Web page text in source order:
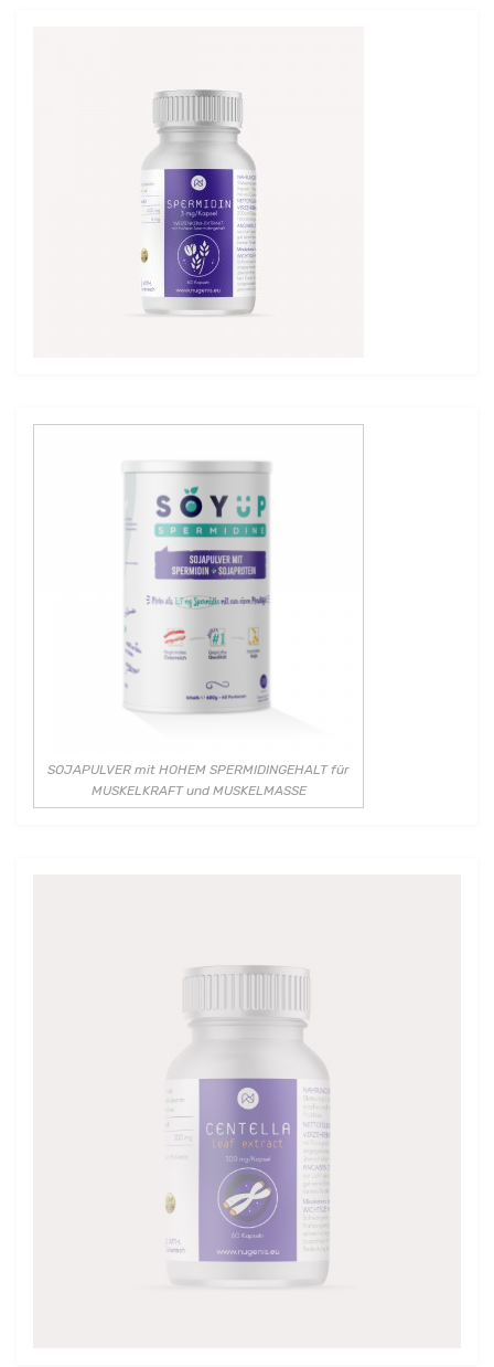
SOJAPULVER mit HOHEM SPERMIDINGEHALT für
MUSKELKRAFT und MUSKELMASSE